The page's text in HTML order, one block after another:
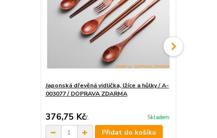
Japonská dřevěná vidlička, lžíce a hůlky / A-
003077 / DOPRAVA ZDARMA
376,75 Kč/. Skladem
Přidat do košíku